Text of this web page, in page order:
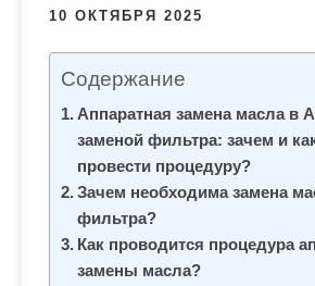
10 ОКТЯБРЯ 2025
Содержание
Аппаратная замена масла в
заменой фильтра: зачем и
провести процедуру?
Зачем необходима замена
фильтра?
Как проводится процедура
замены масла?